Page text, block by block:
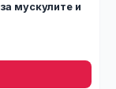
мускулите и